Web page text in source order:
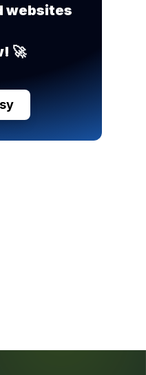
websites
🚀